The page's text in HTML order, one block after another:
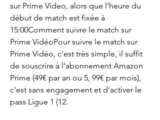
sur Prime Video, alors que l'heure du
début de match est fixée à
15:00Comment suivre le match sur
Prime VidéoPour suivre le match sur
Prime Vidéo, c'est très simple, il suffit
de souscrire à l'abonnement Amazon
Prime (49€ par an ou 5, 99€ par mois),
c'est sans engagement et d'activer le
pass Ligue 1 (12.